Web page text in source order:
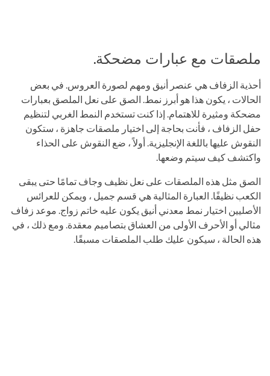
ملصقات مع عبارات مضحكة.
أحذية الزفاف هي عنصر أنيق ومهم لصورة العروس. في بعض
الحالات ، يكون هذا هو أبرز نمط. الصق على نعل الملصق بعبارات
مضحكة ومثيرة للاهتمام. إذا كنت تستخدم النمط الغربي لتنظيم
حفل الزفاف ، فأنت بحاجة إلى اختيار ملصقات جاهزة ، ستكون
النقوش عليها باللغة الإنجليزية. أولاً ، ضع النقوش على الحذاء
واكتشف كيف سيتم وضعها.
الصق مثل هذه الملصقات على نعل نظيف وجاف تمامًا حتى يبقى
الكعب نظيفًا. العبارة المثالية هي قسم جميل ، ويمكن للعرائس
الأصليين اختيار نمط معدني أنيق يكون عليه خاتم زواج. موعد زفاف
مثالي أو الأحرف الأولى من العشاق بتصاميم معقدة. ومع ذلك ، في
هذه الحالة ، سيكون عليك طلب الملصقات مسبقًا.